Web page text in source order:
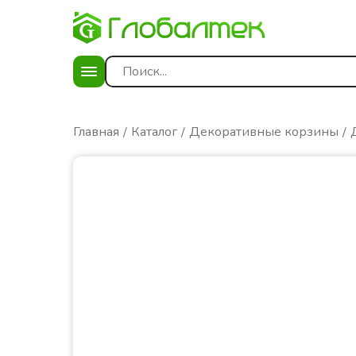
Главная Каталог Декоративные корзины